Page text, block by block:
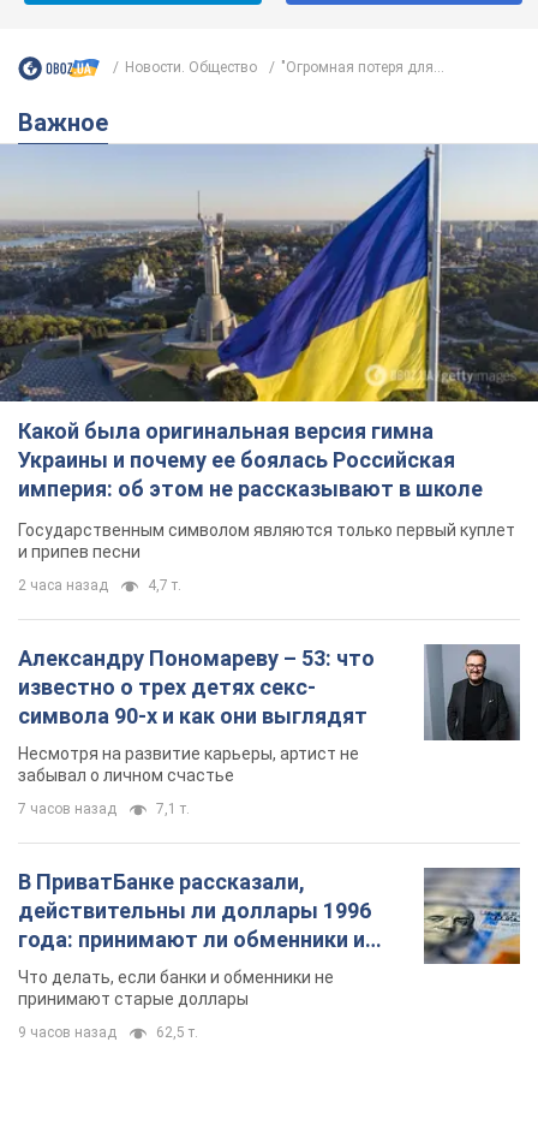
Новости. Общество "Огромная потеря для...
Важное
Какой была оригинальная версия гимна
Украины и почему ее боялась Российская
империя: об этом не рассказывают в школе
Государственным символом являются только первый куплет
и припев песни
2 часа назад 4,7 т.
Александру Пономареву – 53: что
известно о трех детях секс-
символа 90-х и как они выглядят
Несмотря на развитие карьеры, артист не
забывал о личном счастье
7 часов назад 7,1 т.
В ПриватБанке рассказали,
действительны ли доллары 1996
года: принимают ли обменники и
банки такие купюры
Что делать, если банки и обменники не
принимают старые доллары
9 часов назад 62,5 т.